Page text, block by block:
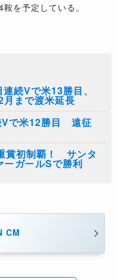
を予定している。
続Vで米13勝目、
まで渡米延長
Vで米12勝目 遠征
賞初制覇！ サンタ
ーガールSで勝利
CM